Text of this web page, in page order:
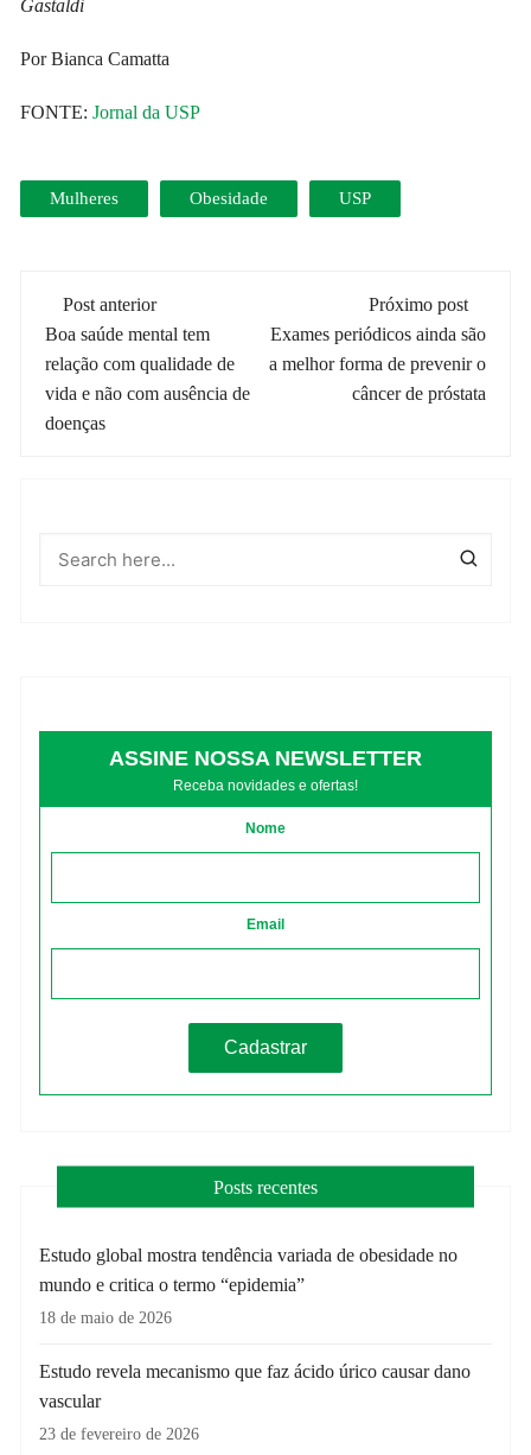
Gastaldi
Por Bianca Camatta
FONTE:Jornal da USP
Mulheres Obesidade USP
Navegação
de
post
Post anterior
Boa saúde mental tem
relação com qualidade de
vida e não com ausência de
doenças
Próximo post
Exames periódicos ainda são
a melhor forma de prevenir o
câncer de próstata
ASSINE NOSSA NEWSLETTER
Receba novidades e ofertas!
Nome
Email
Posts recentes
Estudo global mostra tendência variada de obesidade no
mundo e critica o termo “epidemia”
18 de maio de 2026
Estudo revela mecanismo que faz ácido úrico causar dano
vascular
23 de fevereiro de 2026